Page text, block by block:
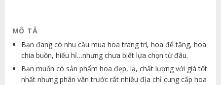
MÔ TẢ
Bạn đang có nhu cầu mua hoa trang trí, hoa để tặng, hoa
chia buồn, hiếu hỉ…nhưng chưa biết lựa chọn từ đâu.
Bạn muốn có sản phẩm hoa đẹp, lạ, chất lượng với giá tốt
nhất nhưng phân vân trước rất nhiều địa chỉ cung cấp hoa